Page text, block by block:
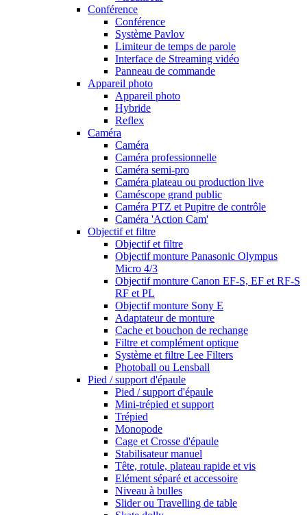
Conférence
Conférence
Système Pavlov
Limiteur de temps de parole
Interface de Streaming vidéo
Panneau de commande
Appareil photo
Appareil photo
Hybride
Reflex
Caméra
Caméra
Caméra professionnelle
Caméra semi-pro
Caméra plateau ou production live
Caméscope grand public
Caméra PTZ et Pupitre de contrôle
Caméra 'Action Cam'
Objectif et filtre
Objectif et filtre
Objectif monture Panasonic Olympus
Micro 4/3
Objectif monture Canon EF-S, EF et RF-S
RF et PL
Objectif monture Sony E
Adaptateur de monture
Cache et bouchon de rechange
Filtre et complément optique
Système et filtre Lee Filters
Photoball ou Lensball
Pied / support d'épaule
Pied / support d'épaule
Mini-trépied et support
Trépied
Monopode
Cage et Crosse d'épaule
Stabilisateur manuel
Tête, rotule, plateau rapide et vis
Elément séparé et accessoire
Niveau à bulles
Slider ou Travelling de table